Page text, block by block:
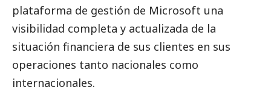
plataforma de gestión de Microsoft una
visibilidad completa y actualizada de la
situación financiera de sus clientes en sus
operaciones tanto nacionales como
internacionales.